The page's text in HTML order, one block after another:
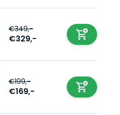
€349,-
€329,-
€199,-
€169,-